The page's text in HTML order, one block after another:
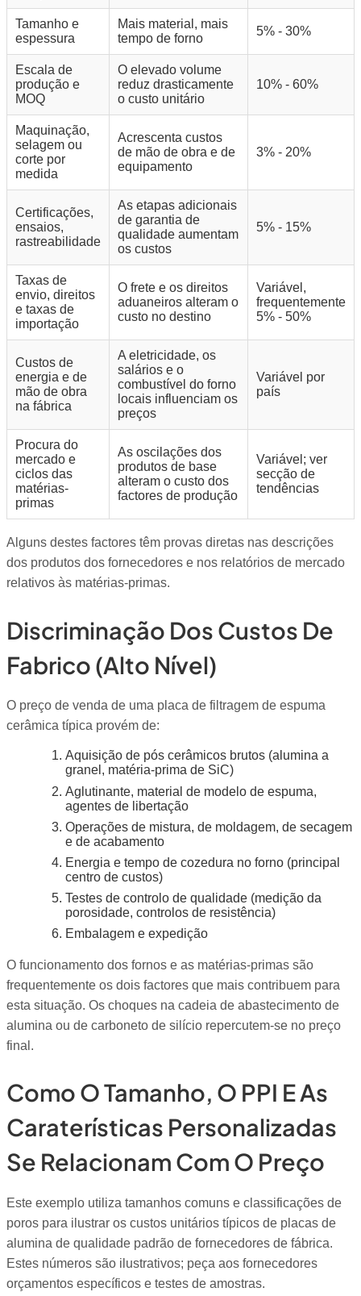
Tamanho e
espessura
Mais material, mais
tempo de forno
5% - 30%
Escala de
produção e
MOQ
O elevado volume
reduz drasticamente
o custo unitário
10% - 60%
Maquinação,
selagem ou
corte por
medida
Acrescenta custos
de mão de obra e de
equipamento
3% - 20%
Certificações,
ensaios,
rastreabilidade
As etapas adicionais
de garantia de
qualidade aumentam
os custos
5% - 15%
Taxas de
envio, direitos
e taxas de
importação
O frete e os direitos
aduaneiros alteram o
custo no destino
Variável,
frequentemente
5% - 50%
Custos de
energia e de
mão de obra
na fábrica
A eletricidade, os
salários e o
combustível do forno
locais influenciam os
preços
Variável por
país
Procura do
mercado e
ciclos das
matérias-
primas
As oscilações dos
produtos de base
alteram o custo dos
factores de produção
Variável; ver
secção de
tendências
Alguns destes factores têm provas diretas nas descrições
dos produtos dos fornecedores e nos relatórios de mercado
relativos às matérias-primas.
Discriminação Dos Custos De
Fabrico (alto Nível)
O preço de venda de uma placa de filtragem de espuma
cerâmica típica provém de:
Aquisição de pós cerâmicos brutos (alumina a
granel, matéria-prima de SiC)
Aglutinante, material de modelo de espuma,
agentes de libertação
Operações de mistura, de moldagem, de secagem
e de acabamento
Energia e tempo de cozedura no forno (principal
centro de custos)
Testes de controlo de qualidade (medição da
porosidade, controlos de resistência)
Embalagem e expedição
O funcionamento dos fornos e as matérias-primas são
frequentemente os dois factores que mais contribuem para
esta situação. Os choques na cadeia de abastecimento de
alumina ou de carboneto de silício repercutem-se no preço
final.
Como O Tamanho, O PPI E As
Caraterísticas Personalizadas
Se Relacionam Com O Preço
Este exemplo utiliza tamanhos comuns e classificações de
poros para ilustrar os custos unitários típicos de placas de
alumina de qualidade padrão de fornecedores de fábrica.
Estes números são ilustrativos; peça aos fornecedores
orçamentos específicos e testes de amostras.